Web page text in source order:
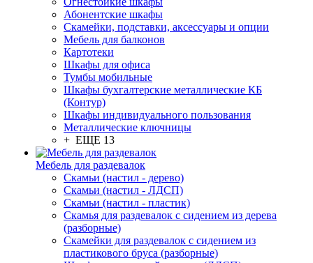
Абонентские шкафы
Скамейки, подставки, аксессуары и опции
Мебель для балконов
Картотеки
Шкафы для офиса
Тумбы мобильные
Шкафы бухгалтерские металлические КБ
(Контур)
Шкафы индивидуального пользования
Металлические ключницы
+ ЕЩЕ 13
Мебель для раздевалок
Скамьи (настил - дерево)
Скамьи (настил - ЛДСП)
Скамьи (настил - пластик)
Скамья для раздевалок с сидением из дерева
(разборные)
Скамейки для раздевалок с сидением из
пластикового бруса (разборные)